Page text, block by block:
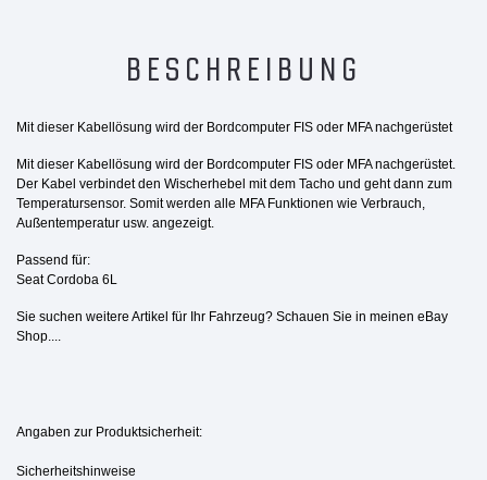
BESCHREIBUNG
Mit dieser Kabellösung wird der Bordcomputer FIS oder MFA nachgerüstet
Mit dieser Kabellösung wird der Bordcomputer FIS oder MFA nachgerüstet.
Der Kabel verbindet den Wischerhebel mit dem Tacho und geht dann zum
Temperatursensor. Somit werden alle MFA Funktionen wie Verbrauch,
Außentemperatur usw. angezeigt.
Passend für:
Seat Cordoba 6L
Sie suchen weitere Artikel für Ihr Fahrzeug? Schauen Sie in meinen eBay
Shop....
Angaben zur Produktsicherheit:
Sicherheitshinweise